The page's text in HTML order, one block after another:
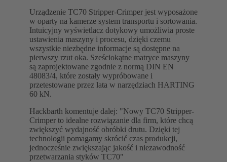
Urządzenie TC70 Stripper-Crimper jest wyposażone
w oparty na kamerze system transportu i sortowania.
Intuicyjny wyświetlacz dotykowy umożliwia proste
ustawienia maszyny i procesu, dzięki czemu
wszystkie niezbędne informacje są dostępne na
pierwszy rzut oka. Sześciokątne matryce maszyny
są zaprojektowane zgodnie z normą DIN EN
48083/4, które zostały wypróbowane i
przetestowane przez lata w narzędziach HARTING
60 kN.
Hackbarth komentuje dalej: "Nowy TC70 Stripper-
Crimper to idealne rozwiązanie dla firm, które chcą
zwiększyć wydajność obróbki drutu. Dzięki tej
technologii pomagamy skrócić czas produkcji,
jednocześnie zwiększając jakość i niezawodność
przetwarzania styków TC70"